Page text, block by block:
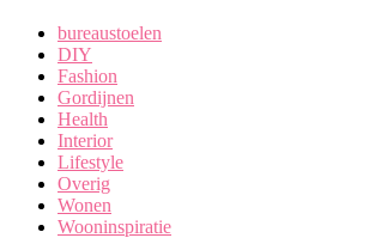
bureaustoelen
DIY
Fashion
Gordijnen
Health
Interior
Lifestyle
Overig
Wonen
Wooninspiratie